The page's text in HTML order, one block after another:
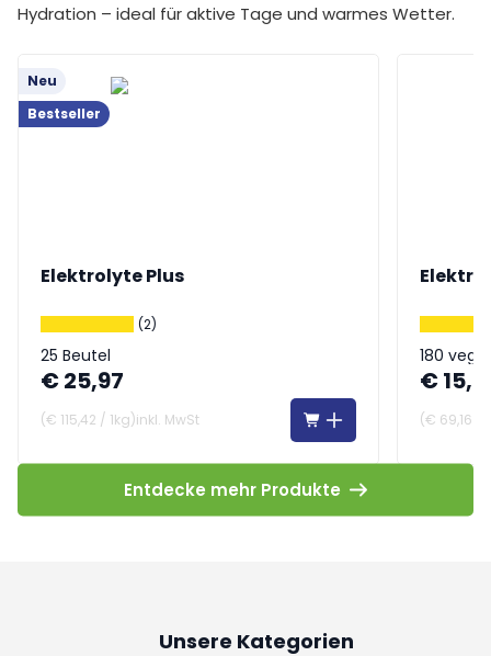
Hydration – ideal für aktive Tage und warmes Wetter.
Neu
Bestseller
Elektrolyte Plus
(2)
25 Beutel
€ 25,97
(€ 115,42 / 1kg)inkl. MwSt
180
€
(€ 69,16
Entdecke mehr Produkte
Unsere Kategorien